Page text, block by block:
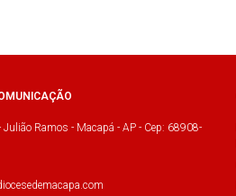
Julião Ramos - Macapá - AP - Cep: 68908-